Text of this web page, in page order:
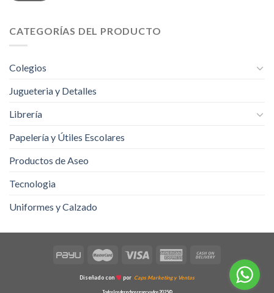
CATEGORÍAS DEL PRODUCTO
Colegios
Jugueteria y Detalles
Librería
Papelería y Útiles Escolares
Productos de Aseo
Tecnologia
Uniformes y Calzado
Diseñado con por Caps Marketing y Ventas